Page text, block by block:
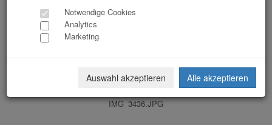
IMG_3436.JPG
Notwendige Cookies
Analytics
Marketing
Auswahl akzeptieren Alle akzeptieren